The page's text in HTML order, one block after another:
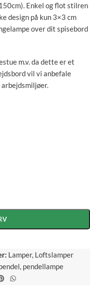
Enkel og flot stilren
design på kun 3×3 cm
over dit spisebord
m.v. da dette er et
vil vi anbefale
Lamper, Loftslamper
, pendellampe